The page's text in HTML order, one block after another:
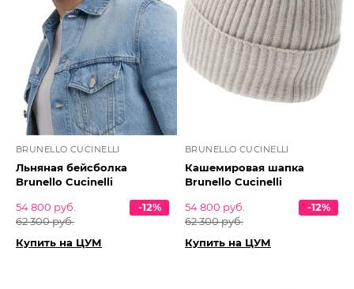
BRUNELLO CUCINELLI
Льняная бейсболка
Brunello Cucinelli
54 800 руб.
62 300 руб.
-12%
Купить на ЦУМ
BRUNELLO CUCINELLI
Кашемировая шапка
Brunello Cucinelli
54 800 руб.
62 300 руб.
-12%
Купить на ЦУМ